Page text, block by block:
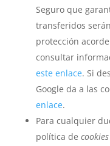
Seguro que
transferidos
protección
consultar
este enlace. Si
Google da a las
enlace.
Para cualquier
política de cookies